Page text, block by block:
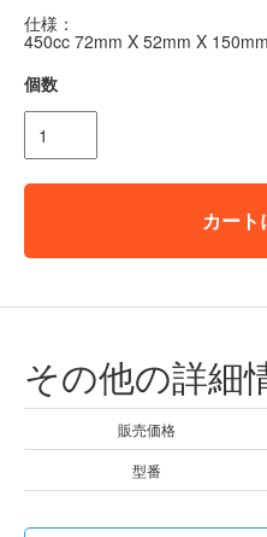
仕様：
450cc 72mm X 52mm X 150mm
個数
カート
その他の詳細
販売価格
型番